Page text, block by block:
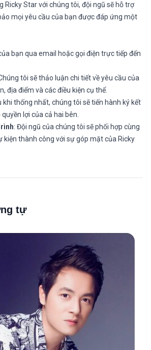
Ricky Star với chúng tôi, đội ngũ sẽ hỗ trợ
mọi yêu cầu của bạn được đáp ứng một
bạn qua email hoặc gọi điện trực tiếp đến
tôi sẽ thảo luận chi tiết về yêu cầu của
địa điểm và các điều kiện cụ thể.
khi thống nhất, chúng tôi sẽ tiến hành ký kết
lợi của cả hai bên.
: Đội ngũ của chúng tôi sẽ phối hợp cùng
kiện thành công với sự góp mặt của Ricky
tự